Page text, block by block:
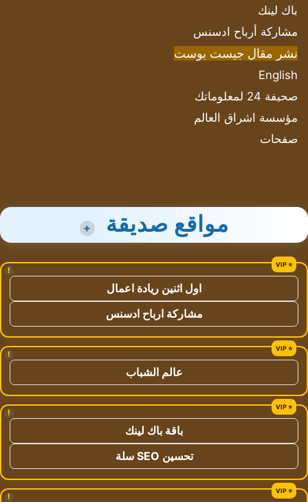
باك لينك
مشاركة أرباح ادسنس
نشر مقال جيست بوست
English
صحيفة 24 لمعلوماتك
مؤسسة اشراق العالم
صفحات
مواقع صديقة +
!
اول اثنين ريادة اعمال
مشاركة ارباح ادسنس
!
عالم الشباب
!
باقة باك لينك
تحسين SEO سلة
!